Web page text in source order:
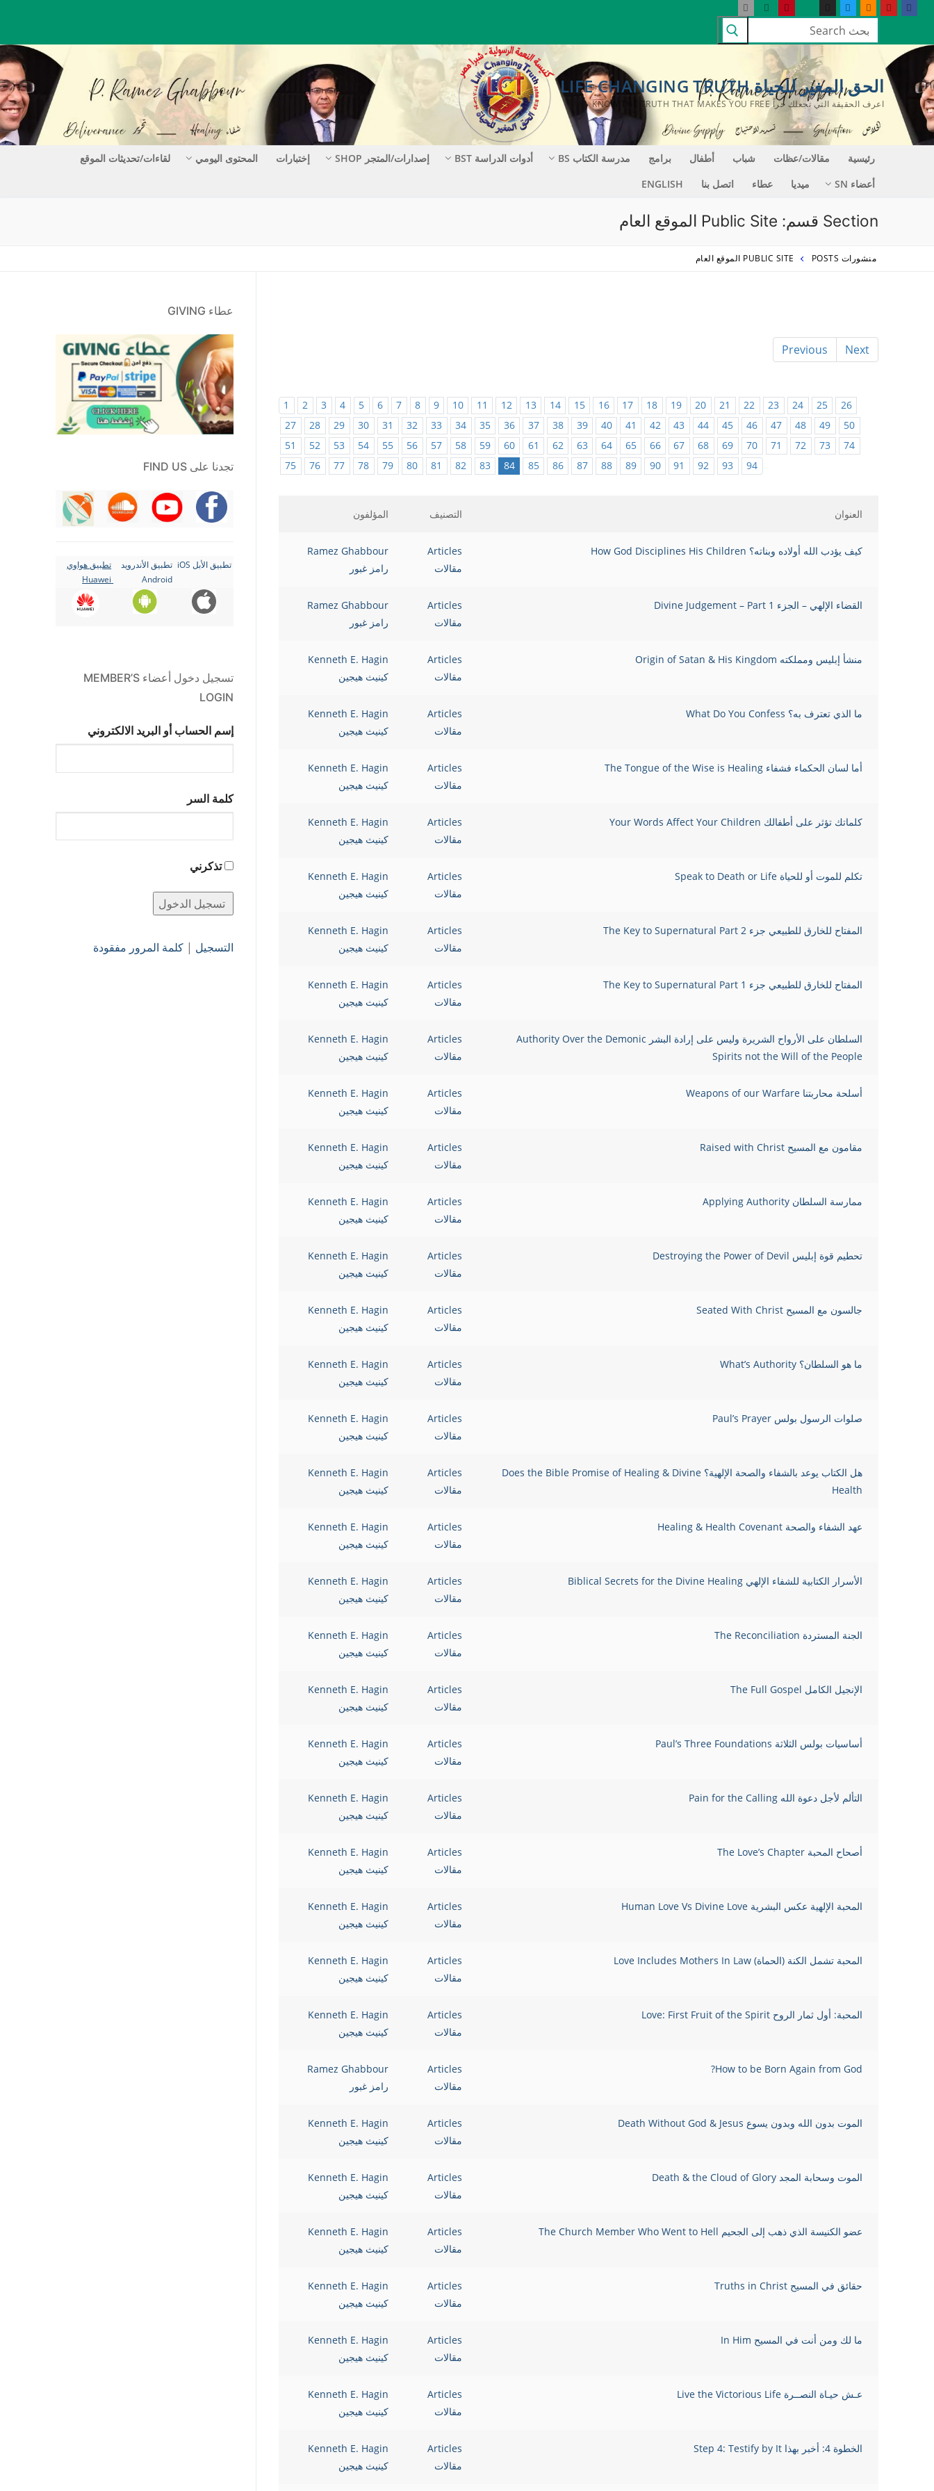
التجاوز
المحتوى
البحث
عن:
الحق المغير للحياة LIFE CHANGING TRUTH
اعرف الحقيقة التي تجعلك حراً KNOW THE TRUTH THAT MAKES YOU FREE
رئيسية مقالات/عظات شباب أطفال برامج مدرسة الكتاب BS أدوات الدراسة BST إصدارات/المتجر SHOP إختبارات المحتوى اليومي
لقاءات/تحديثات الموقع
أعضاء SN
ميديا عطاء اتصل بنا ENGLISH
Section قسم: Public Site الموقع العام
منشورات POSTS PUBLIC SITE الموقع العام
Previous Next
1 2 3 4 5 6 7 8 9 10 11 12 13 14 15 16 17 18 19 20 21 22 23 24 25
26
27
28 29 30 31 32 33 34 35 36 37 38 39 40 41 42 43 44 45 46 47 48 49
50
51
52 53 54 55 56 57 58 59 60 61 62 63 64 65 66 67 68 69 70 71 72 73
74
75
76 77 78 79 80 81 82 83 84 85 86 87 88 89 90 91 92 93 94
العنوان التصنيف المؤلفون
كيف يؤدب الله أولاده وبناته؟ How God Disciplines His Children
Articles
مقالات
Ramez Ghabbour
رامز غبور
القضاء الإلهي – الجزء Divine Judgement – Part 1
Articles
مقالات
Ramez Ghabbour
رامز غبور
منشأ إبليس ومملكته Origin of Satan & His Kingdom
Articles
مقالات
Kenneth E. Hagin
كينيث هيجين
ما الذي تعترف به؟ What Do You Confess
Articles
مقالات
Kenneth E. Hagin
كينيث هيجين
أما لسان الحكماء فشفاء The Tongue of the Wise is Healing
Articles
مقالات
Kenneth E. Hagin
كينيث هيجين
كلماتك تؤثر على أطفالك Your Words Affect Your Children
Articles
مقالات
Kenneth E. Hagin
كينيث هيجين
تكلم للموت أو للحياة Speak to Death or Life
Articles
مقالات
Kenneth E. Hagin
كينيث هيجين
المفتاح للخارق للطبيعي جزء 2 The Key to Supernatural Part
Articles
مقالات
Kenneth E. Hagin
كينيث هيجين
المفتاح للخارق للطبيعي جزء 1 The Key to Supernatural Part
Articles
مقالات
Kenneth E. Hagin
كينيث هيجين
السلطان على الأرواح الشريرة وليس على إرادة البشر Authority Over the Demonic
Spirits not the Will of the People
Articles
مقالات
Kenneth E. Hagin
كينيث هيجين
أسلحة محاربتنا Weapons of our Warfare
Articles
مقالات
Kenneth E. Hagin
كينيث هيجين
مقامون مع المسيح Raised with Christ
Articles
مقالات
Kenneth E. Hagin
كينيث هيجين
ممارسة السلطان Applying Authority
Articles
مقالات
Kenneth E. Hagin
كينيث هيجين
تحطيم قوة إبليس Destroying the Power of Devil
Articles
مقالات
Kenneth E. Hagin
كينيث هيجين
جالسون مع المسيح Seated With Christ
Articles
مقالات
Kenneth E. Hagin
كينيث هيجين
ما هو السلطان؟ What’s Authority
Articles
مقالات
Kenneth E. Hagin
كينيث هيجين
صلوات الرسول بولس Paul’s Prayer
Articles
مقالات
Kenneth E. Hagin
كينيث هيجين
هل الكتاب يوعد بالشفاء والصحة الإلهية؟ Does the Bible Promise of Healing & Divine
Health
Articles
مقالات
Kenneth E. Hagin
كينيث هيجين
عهد الشفاء والصحة Healing & Health Covenant
Articles
مقالات
Kenneth E. Hagin
كينيث هيجين
الأسرار الكتابية للشفاء الإلهي Biblical Secrets for the Divine Healing
Articles
مقالات
Kenneth E. Hagin
كينيث هيجين
الجنة المستردة The Reconciliation
Articles
مقالات
Kenneth E. Hagin
كينيث هيجين
الإنجيل الكامل The Full Gospel
Articles
مقالات
Kenneth E. Hagin
كينيث هيجين
أساسيات بولس الثلاثة Paul’s Three Foundations
Articles
مقالات
Kenneth E. Hagin
كينيث هيجين
التألم لأجل دعوة الله Pain for the Calling
Articles
مقالات
Kenneth E. Hagin
كينيث هيجين
أصحاح المحبة The Love’s Chapter
Articles
مقالات
Kenneth E. Hagin
كينيث هيجين
المحبة الإلهية عكس البشرية Human Love Vs Divine Love
Articles
مقالات
Kenneth E. Hagin
كينيث هيجين
المحبة تشمل الكنة (الحماة) Love Includes Mothers In Law
Articles
مقالات
Kenneth E. Hagin
كينيث هيجين
المحبة: أول ثمار الروح Love: First Fruit of the Spirit
Articles
مقالات
Kenneth E. Hagin
كينيث هيجين
How to be Born Again from God?
Articles
مقالات
Ramez Ghabbour
رامز غبور
الموت بدون الله وبدون يسوع Death Without God & Jesus
Articles
مقالات
Kenneth E. Hagin
كينيث هيجين
الموت وسحابة المجد Death & the Cloud of Glory
Articles
مقالات
Kenneth E. Hagin
كينيث هيجين
عضو الكنيسة الذي ذهب إلى الجحيم The Church Member Who Went to Hell
Articles
مقالات
Kenneth E. Hagin
كينيث هيجين
حقائق في المسيح Truths in Christ
Articles
مقالات
Kenneth E. Hagin
كينيث هيجين
ما لك ومن أنت في المسيح In Him
Articles
مقالات
Kenneth E. Hagin
كينيث هيجين
عـش حيـاة النصــرة Live the Victorious Life
Articles
مقالات
Kenneth E. Hagin
كينيث هيجين
الخطوة 4: أخبر بهذا Step 4: Testify by It
Articles
مقالات
Kenneth E. Hagin
كينيث هيجين
عطاء GIVING
تجدنا على FIND US
تطبيق الأبل iOS
تطبيق الأندرويد
Android
تطبيق هواوي
تسجيل دخول أعضاء MEMBER’S
LOGIN
إسم الحساب أو البريد الالكتروني
كلمة السر
تذكرني
التسجيل | كلمة المرور مفقودة